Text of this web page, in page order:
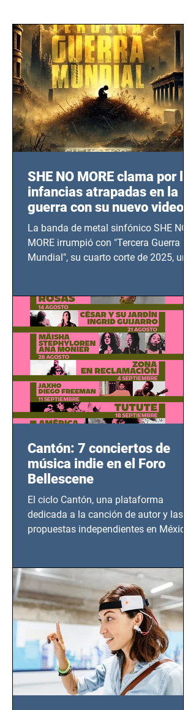
SHE NO MORE clama por las
infancias atrapadas en la
guerra con su nuevo video
TERCERA GUERRA
MUNDIAL
La banda de metal sinfónico SHE NO
MORE irrumpió con "Tercera Guerra
Mundial", su cuarto corte de 2025, un
bélicos.
Cantón: 7 conciertos de
música indie en el Foro
Bellescene
El ciclo Cantón, una plataforma
dedicada a la canción de autor y las
propuestas independientes en México,
CDMX), todos los miércoles a partir del
14 de agosto al 25 de septiembre, a las
20:00 horas.